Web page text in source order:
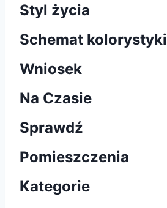
Styl życia
Schemat kolorystyki
Wniosek
Na Czasie
Sprawdź
Pomieszczenia
Kategorie